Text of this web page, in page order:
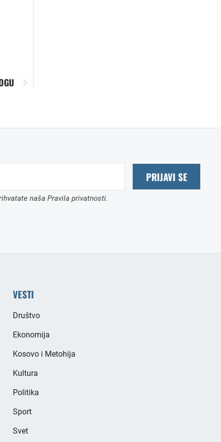
PRIJAVI SE
naša Pravila privatnosti.
VESTI
Društvo
Ekonomija
Kosovo i Metohija
Kultura
Politika
Sport
Svet